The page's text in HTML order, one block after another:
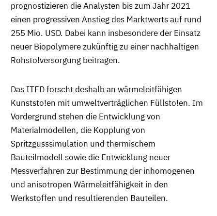
prognostizieren die Analysten bis zum Jahr 2021
einen progressiven Anstieg des Marktwerts auf rund
255 Mio. USD. Dabei kann insbesondere der Einsatz
neuer Biopolymere zukünftig zu einer nachhaltigen
Rohsto!versorgung beitragen.
Das ITFD forscht deshalb an wärmeleitfähigen
Kunststo!en mit umweltverträglichen Füllsto!en. Im
Vordergrund stehen die Entwicklung von
Materialmodellen, die Kopplung von
Spritzgusssimulation und thermischem
Bauteilmodell sowie die Entwicklung neuer
Messverfahren zur Bestimmung der inhomogenen
und anisotropen Wärmeleitfähigkeit in den
Werkstoffen und resultierenden Bauteilen.